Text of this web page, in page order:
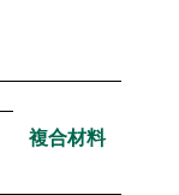
複合材料